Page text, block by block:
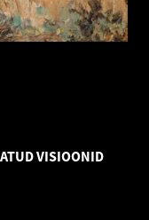
VISIOONID